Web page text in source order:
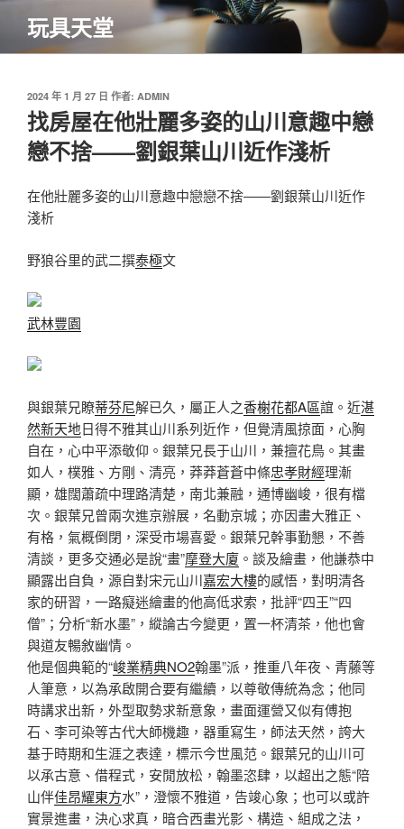
主
玩具天堂
發
佈
於
2024 年 1 月 27 日 作者: ADMIN
找房屋在他壯麗多姿的山川意趣中戀
戀不捨——劉銀葉山川近作淺析
在他壯麗多姿的山川意趣中戀戀不捨——劉銀葉山川近作
淺析
野狼谷里的武二撰泰極文
武林豐園
與銀葉兄瞭蒂芬尼解已久，屬正人之香榭花都A區誼。近湛
然新天地日得不雅其山川系列近作，但覺清風掠面，心胸
自在，心中平添敬仰。銀葉兄長于山川，兼擅花鳥。其畫
如人，樸雅、方剛、清亮，莽莽蒼蒼中條忠孝財經理漸
顯，雄闊蕭疏中理路清楚，南北兼融，通博幽峻，很有檔
次。銀葉兄曾兩次進京辦展，名動京城；亦因畫大雅正、
有格，氣概倒閉，深受市場喜愛。銀葉兄幹事勤懇，不善
清談，更多交通必是說“畫”摩登大廈 。談及繪畫，他謙恭中
顯露出自負，源自對宋元山川嘉宏大樓的感悟，對明清各
家的研習，一路癡迷繪畫的他高低求索，批評“四王”“四
僧”；分析“新水墨”，縱論古今變更，置一杯清茶，他也會
與道友暢敘幽情。
他是個典範的“峻業精典NO2翰墨”派，推重八年夜、青藤等
人筆意，以為承啟開合要有繼續，以尊敬傳統為念；他同
時講求出新，外型取勢求新意象，畫面運營又似有傅抱
石、李可染等古代大師機趣，器重寫生，師法天然，誇大
基于時期和生涯之表達，標示今世風范。銀葉兄的山川可
以承古意、借程式，安閒放松，翰墨恣肆，以超出之態“陪
山伴佳昂耀東方水”，澄懷不雅道，告竣心象；也可以或許
實景進畫，決心求真，暗合西畫光影、構造、組成之法，